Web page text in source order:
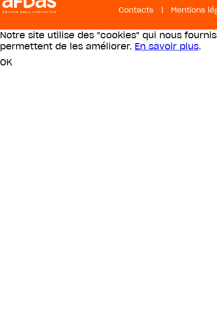
Contacts | Mentions
Notre site utilise des "cookies" qui nous
permettent de les améliorer. En savoir plus.
OK